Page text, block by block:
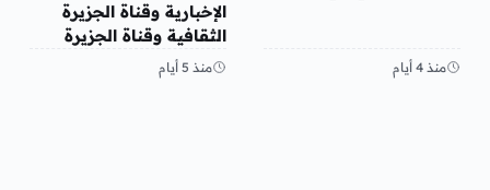
منذ 4 أيام
الإخبارية وقناة الجزيرة
الثقافية وقناة الجزيرة
مباشر قنوات الجزيرة 2026
منذ 5 أيام